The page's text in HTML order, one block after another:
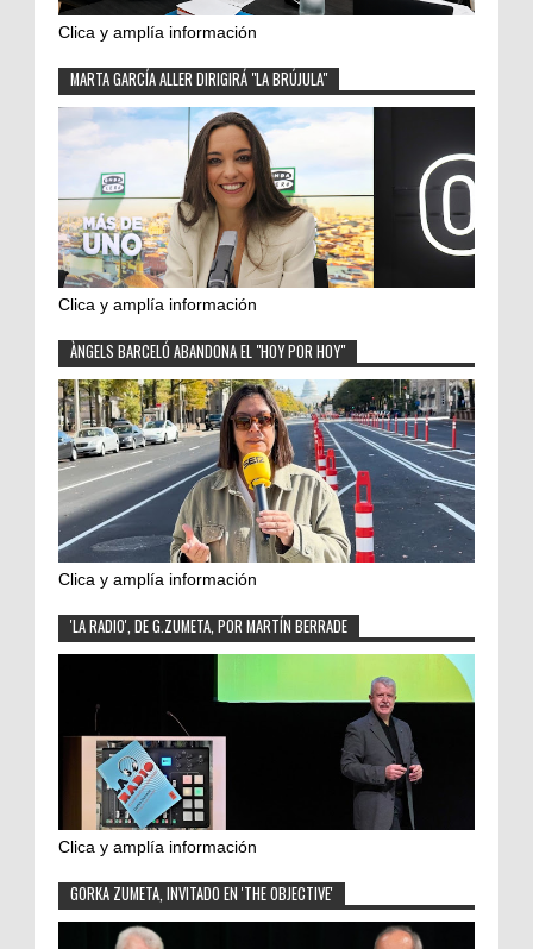
Clica y amplía información
MARTA GARCÍA ALLER DIRIGIRÁ "LA BRÚJULA"
Clica y amplía información
ÀNGELS BARCELÓ ABANDONA EL "HOY POR HOY"
Clica y amplía información
'LA RADIO', DE G.ZUMETA, POR MARTÍN BERRADE
Clica y amplía información
GORKA ZUMETA, INVITADO EN 'THE OBJECTIVE'